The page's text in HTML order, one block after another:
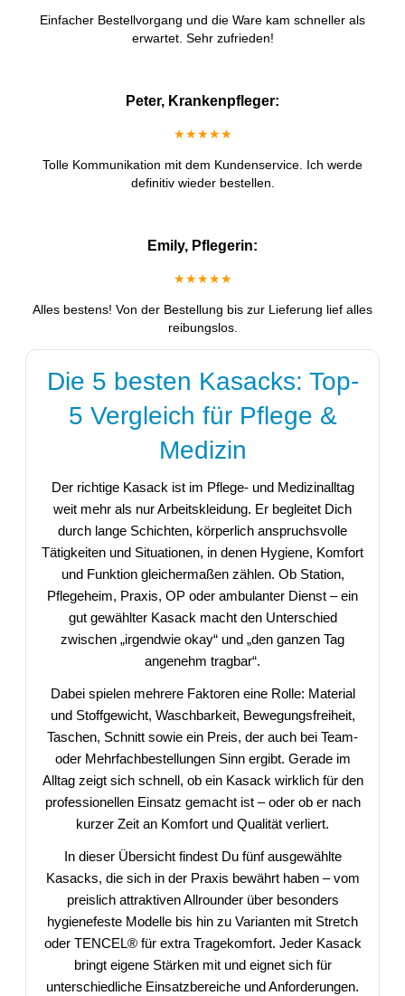
Einfacher Bestellvorgang und die Ware kam schneller als
erwartet. Sehr zufrieden!
Peter, Krankenpfleger:
★★★★★
Tolle Kommunikation mit dem Kundenservice. Ich werde
definitiv wieder bestellen.
Emily, Pflegerin:
★★★★★
Alles bestens! Von der Bestellung bis zur Lieferung lief alles
reibungslos.
Die 5 besten Kasacks: Top-
5 Vergleich für Pflege &
Medizin
Der richtige Kasack ist im Pflege- und Medizinalltag
weit mehr als nur Arbeitskleidung. Er begleitet Dich
durch lange Schichten, körperlich anspruchsvolle
Tätigkeiten und Situationen, in denen Hygiene, Komfort
und Funktion gleichermaßen zählen. Ob Station,
Pflegeheim, Praxis, OP oder ambulanter Dienst – ein
gut gewählter Kasack macht den Unterschied
zwischen „irgendwie okay“ und „den ganzen Tag
angenehm tragbar“.
Dabei spielen mehrere Faktoren eine Rolle: Material
und Stoffgewicht, Waschbarkeit, Bewegungsfreiheit,
Taschen, Schnitt sowie ein Preis, der auch bei Team-
oder Mehrfachbestellungen Sinn ergibt. Gerade im
Alltag zeigt sich schnell, ob ein Kasack wirklich für den
professionellen Einsatz gemacht ist – oder ob er nach
kurzer Zeit an Komfort und Qualität verliert.
In dieser Übersicht findest Du fünf ausgewählte
Kasacks, die sich in der Praxis bewährt haben – vom
preislich attraktiven Allrounder über besonders
hygienefeste Modelle bis hin zu Varianten mit Stretch
oder TENCEL® für extra Tragekomfort. Jeder Kasack
bringt eigene Stärken mit und eignet sich für
unterschiedliche Einsatzbereiche und Anforderungen.